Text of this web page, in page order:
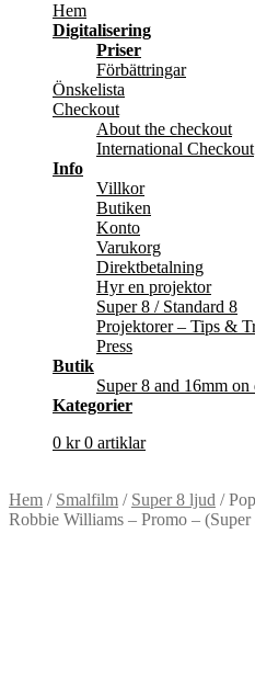
Hem
Digitalisering
Priser
Förbättringar
Önskelista
Checkout
About the checkout
International Checkout
Info
Villkor
Butiken
Konto
Varukorg
Direktbetalning
Hyr en projektor
Super 8 / Standard 8
Projektorer – Tips &
Press
Butik
Super 8 and 16mm on
Kategorier
0 kr 0 artiklar
Hem / Smalfilm / Super 8 ljud /
Robbie Williams – Promo –